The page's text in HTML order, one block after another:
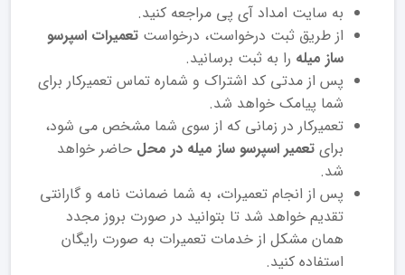
به سایت امداد آی پی مراجعه کنید.
از طریق ثبت درخواست، درخواست تعمیرات اسپرسو
ساز میله را به ثبت برسانید.
پس از مدتی کد اشتراک و شماره تماس تعمیرکار برای
شما پیامک خواهد شد.
تعمیرکار در زمانی که از سوی شما مشخص می شود،
برای تعمیر اسپرسو ساز میله در محل حاضر خواهد
شد.
پس از انجام تعمیرات، به شما ضمانت نامه و گارانتی
تقدیم خواهد شد تا بتوانید در صورت بروز مجدد
همان مشکل از خدمات تعمیرات به صورت رایگان
استفاده کنید.